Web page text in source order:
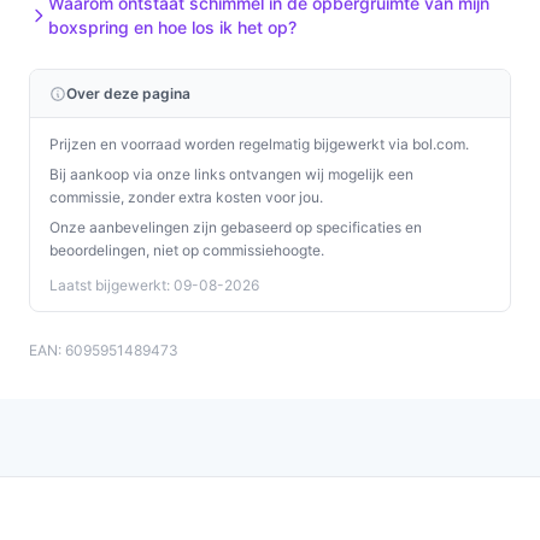
Controleer de afmetingen (140x200 cm) en hoogte
(45 cm) tegenover de slaapkamerdeur en
beschikbare ruimte.
belastbare gewicht van 90 kg per persoon of per
bed geldt en of dit aansluit op wie het bed gaat
gebruiken.
Maatvoering (Tweepersoons 140x200 cm):
standaard tweepersoonsformaat; bepaal of 140 cm
boxspring en hoe los ik het op?
Over deze pagina
Prijzen en voorraad worden regelmatig bijgewerkt via bol.com.
Bij aankoop via onze links ontvangen wij mogelijk een
commissie, zonder extra kosten voor jou.
Onze aanbevelingen zijn gebaseerd op specificaties en
beoordelingen, niet op commissiehoogte.
Laatst bijgewerkt: 09-08-2026
EAN: 6095951489473